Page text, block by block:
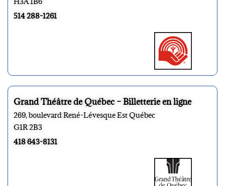
514 288-1261
Grand Théâtre de Québec – Billetterie en ligne
269, boulevard René-Lévesque Est Québec
G1R 2B3
418 643-8131